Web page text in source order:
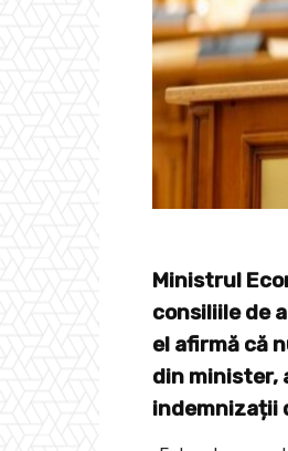
Ministrul
consiliile de
el afirmă că
din minister,
indemnizații